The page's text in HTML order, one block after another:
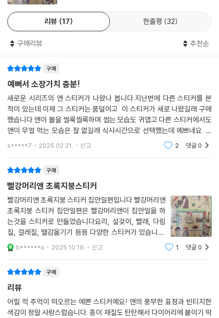
리뷰 17 한줄평 32
구매리뷰 추천순
구매
예뻐서 소장가치 충분!
새로운 시리즈의 앤 스티커가 나왔나 봅니다.지난번에 다른 스티커를 본
적이 있는데 이제 그 스티커는 품덜이고 이 스티커가 새로 나왔길래 구매
했습니다.앤이 볼을 씰룩씰룩하며 씹는 모습도 귀엽고 다른 스티커에서도
앤이 무얼 먹는 모습은 잘 없길래 식사시간으로 선택했는데 예쁘네요. 커
피 마실때 이 스티커 보면 앤과 커피 마시는 기분?
s*****7 2025.02.21. 신고 2 댓글0
구매
빨강머리앤 초록지붕스티커
빨강머리앤 초록지붕 스티커 집안일편입니다.빨강머리앤
초록지붕 스티커 집안일편은 빨강머리앤이 집안일을 하
는것을 스티커로 만들었습니다요리, 설겆이, 빨래, 다림
질, 걸레질, 땔감옮기기 등등 다양한 스티커가 있습니다.
집안일한 날 다이어리에 붙이기 좋아요.
b******o 2025.10.19. 신고 1 댓글0
구매
리뷰
어릴 적 추억이 떠오르는 예쁜 스티커예요! 앤의 풍부한 표정과 빈티지한
색감이 정말 사랑스럽습니다. 종이 재질도 탄탄해서 다이어리에 붙이기 딱